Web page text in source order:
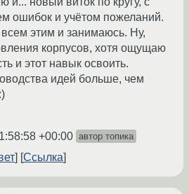
ошибок и учётом пожеланий.
всем этим и занимаюсь. Ну,
корпусов, хотя ощущаю
и этот навык освоить.
идей больше, чем
+00:00 автор топика
Ссылка